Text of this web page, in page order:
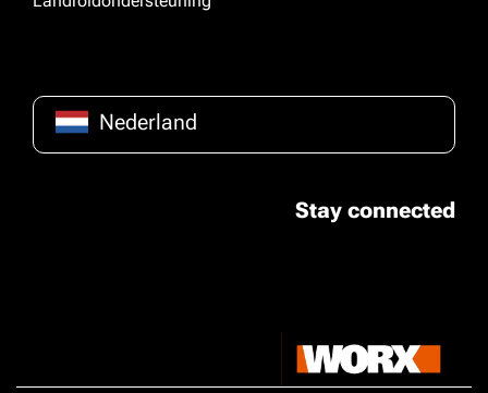
Nederland
Stay connected